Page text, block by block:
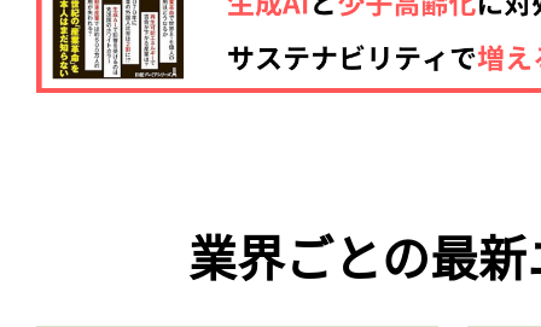
業界ごとの最